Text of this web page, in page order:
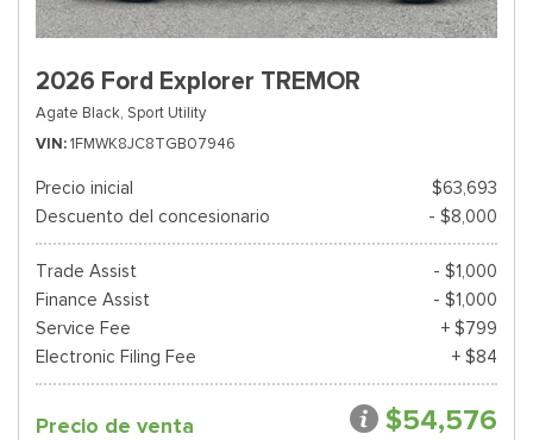
2026 Ford Explorer TREMOR
Agate Black, Sport Utility
VIN 1FMWK8JC8TGB07946
Precio inicial
$63,693
Descuento del concesionario
- $8,000
Trade Assist
- $1,000
Finance Assist
- $1,000
Service Fee
+ $799
Electronic Filing Fee
+ $84
Precio de venta $54,576